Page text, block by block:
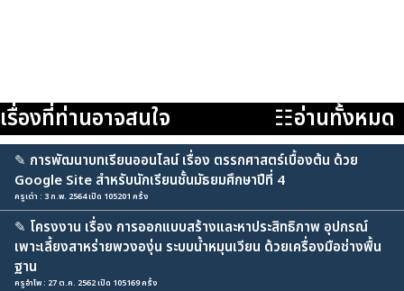
เรื่องที่ท่านอาจสนใจ ☷อ่านทั้งหมด
✎ การพัฒนาบทเรียนออนไลน์ เรื่อง ตรรกศาสตร์เบื้องต้น ด้วย
Google Site สำหรับนักเรียนชั้นมัธยมศึกษาปีที่ 4
ครูเต่า : 3 ก.พ. 2564 เปิด 105201 ครั้ง
✎ โครงงาน เรื่อง การออกแบบสร้างและหาประสิทธิภาพ อุปกรณ์
เพาะเลี้ยงสาหร่ายพวงองุ่น ระบบน้ำหมุนเวียน ด้วยเครื่องมือช่างพื้น
ฐาน
ครูอำไพ : 27 ต.ค. 2562 เปิด 105169 ครั้ง